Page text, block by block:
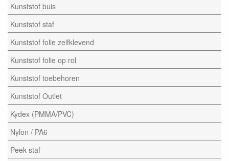
Kunststof buis
Kunststof staf
Kunststof folie zelfklevend
Kunststof folie op rol
Kunststof toebehoren
Kunststof Outlet
Kydex (PMMA/PVC)
Nylon / PA6
Peek staf